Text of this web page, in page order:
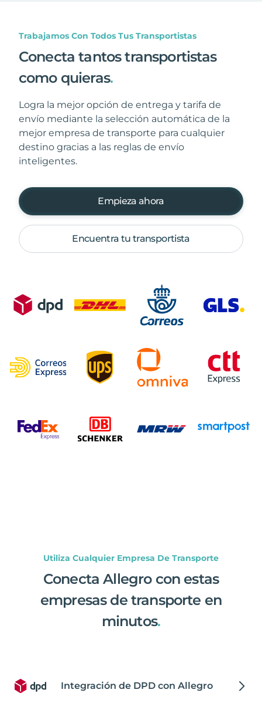
Trabajamos Con Todos Tus Transportistas
Conecta tantos transportistas
como quieras.
Logra la mejor opción de entrega y tarifa de
envío mediante la selección automática de la
mejor empresa de transporte para cualquier
destino gracias a las reglas de envío
inteligentes.
Empieza ahora
Encuentra tu transportista
Utiliza Cualquier Empresa De Transporte
Conecta Allegro con estas
empresas de transporte en
minutos.
Integración de DPD con Allegro